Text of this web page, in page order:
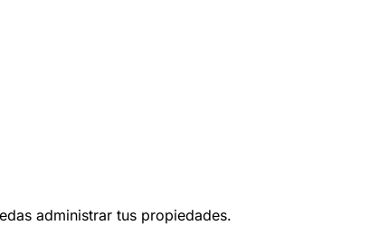
administrar tus propiedades.